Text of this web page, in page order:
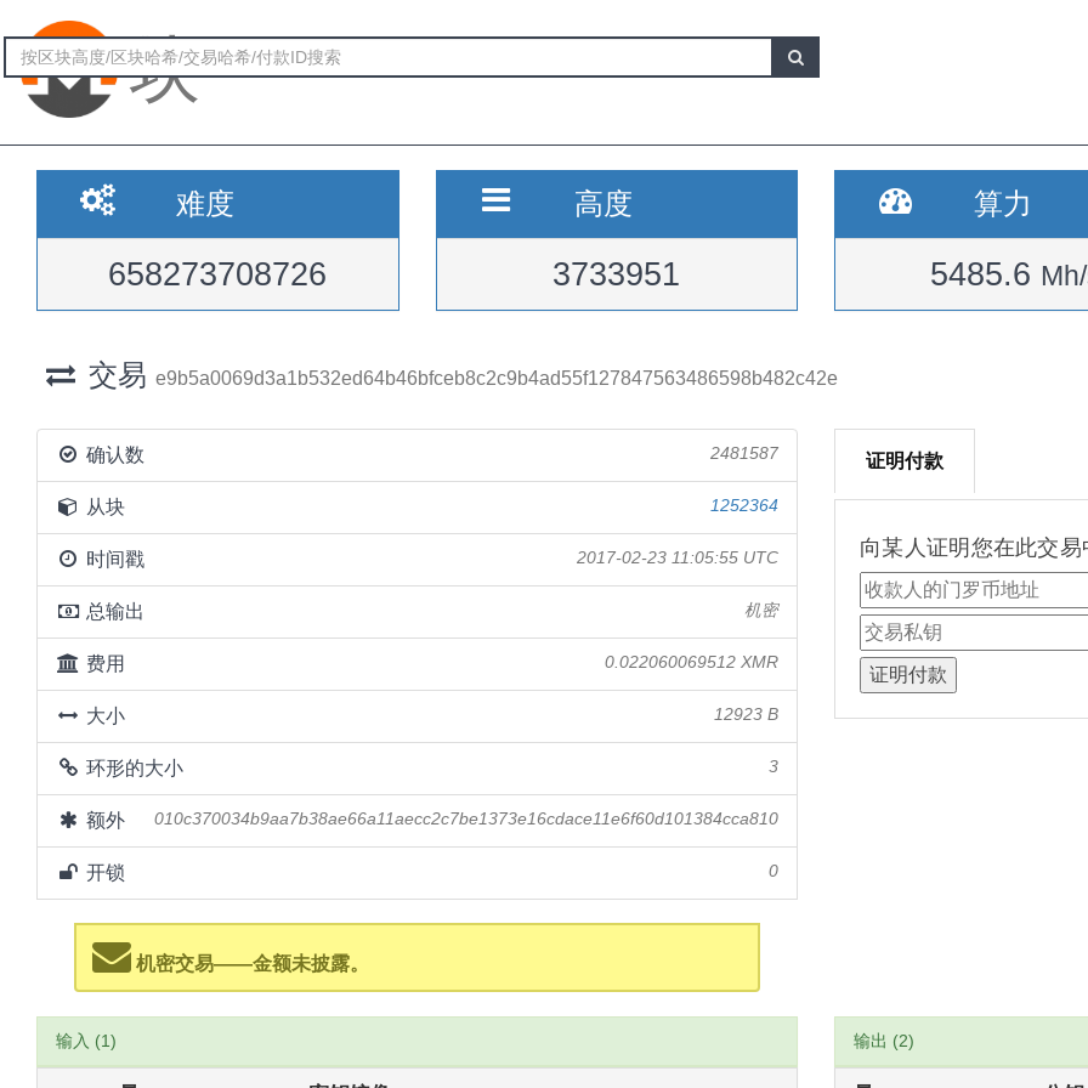
块
难度
658273708726
高度
3733951
算力
5485.6
交易 e9b5a0069d3a1b532ed64b46bfceb8c2c9b4ad55f127847563486598b482c42e
确认数 2481587
从块 1252364
时间戳 2017-02-23 11:05:55 UTC
总输出 机密
费用 0.022060069512 XMR
大小 12923 B
环形的大小 3
额外 010c370034b9aa7b38ae66a11aecc2c7be1373e16cdace11e6f60d101384cca810
开锁 0
机密交易——金额未披露。
证明付款
向某人证明您在此交
输入 (1) 输出 (2)